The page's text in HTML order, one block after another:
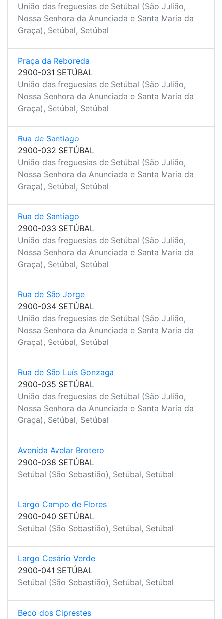
União das freguesias de Setúbal (São Julião,
Nossa Senhora da Anunciada e Santa Maria da
Graça), Setúbal, Setúbal
Praça da Reboreda
2900-031 SETÚBAL
União das freguesias de Setúbal (São Julião,
Nossa Senhora da Anunciada e Santa Maria da
Graça), Setúbal, Setúbal
Rua de Santiago
2900-032 SETÚBAL
União das freguesias de Setúbal (São Julião,
Nossa Senhora da Anunciada e Santa Maria da
Graça), Setúbal, Setúbal
Rua de Santiago
2900-033 SETÚBAL
União das freguesias de Setúbal (São Julião,
Nossa Senhora da Anunciada e Santa Maria da
Graça), Setúbal, Setúbal
Rua de São Jorge
2900-034 SETÚBAL
União das freguesias de Setúbal (São Julião,
Nossa Senhora da Anunciada e Santa Maria da
Graça), Setúbal, Setúbal
Rua de São Luís Gonzaga
2900-035 SETÚBAL
União das freguesias de Setúbal (São Julião,
Nossa Senhora da Anunciada e Santa Maria da
Graça), Setúbal, Setúbal
Avenida Avelar Brotero
2900-038 SETÚBAL
Setúbal (São Sebastião), Setúbal, Setúbal
Largo Campo de Flores
2900-040 SETÚBAL
Setúbal (São Sebastião), Setúbal, Setúbal
Largo Cesário Verde
2900-041 SETÚBAL
Setúbal (São Sebastião), Setúbal, Setúbal
Beco dos Ciprestes